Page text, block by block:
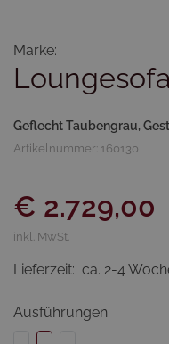
Marke:
Geflecht Taubengrau,
Artikelnummer: 160130
€ 2.729,00
inkl. MwSt.
Lieferzeit: ca. 2-4
Ausführungen: